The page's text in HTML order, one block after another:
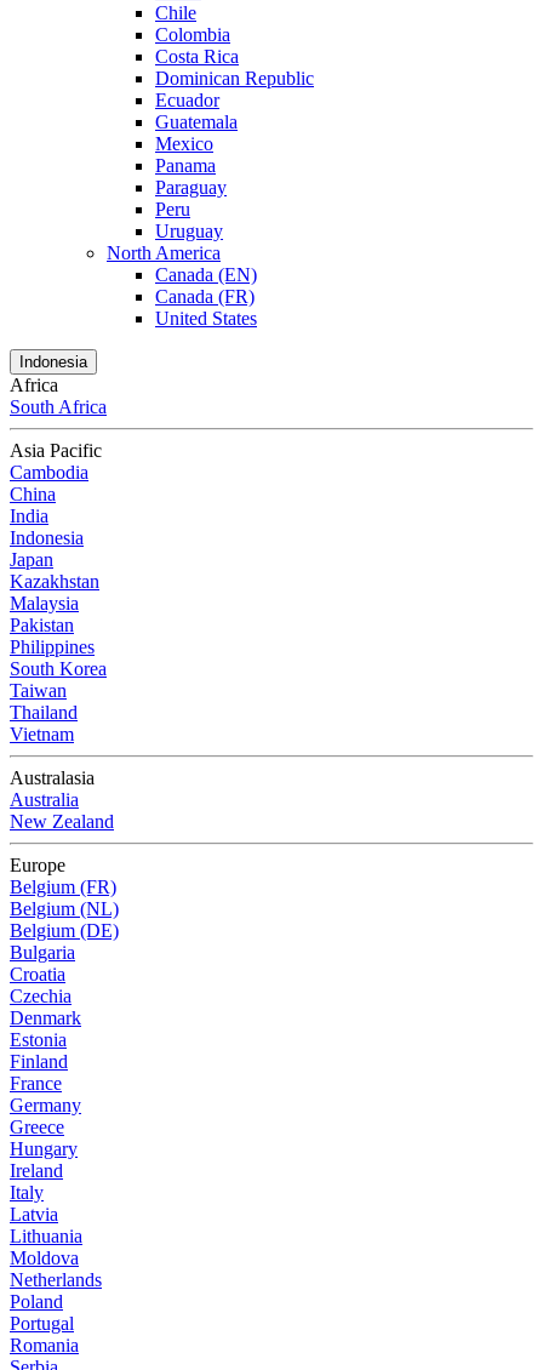
Chile
Colombia
Costa Rica
Dominican Republic
Ecuador
Guatemala
Mexico
Panama
Paraguay
Peru
Uruguay
North America
Canada (EN)
Canada (FR)
United States
Indonesia
Africa
South Africa
Asia Pacific
Cambodia
China
India
Indonesia
Japan
Kazakhstan
Malaysia
Pakistan
Philippines
South Korea
Taiwan
Thailand
Vietnam
Australasia
Australia
New Zealand
Europe
Belgium (FR)
Belgium (NL)
Belgium (DE)
Bulgaria
Croatia
Czechia
Denmark
Estonia
Finland
France
Germany
Greece
Hungary
Ireland
Italy
Latvia
Lithuania
Moldova
Netherlands
Poland
Portugal
Romania